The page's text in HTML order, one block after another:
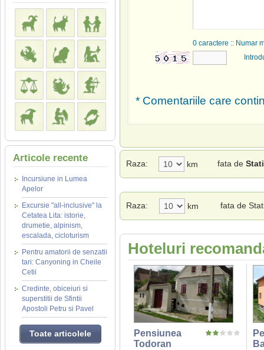
Articole recente
Incursiune in Lumea
Apelor
Excursie "all-inclusive" la
Cetatea Lita: istorie,
drumetie, alpinism,
escalada, cicloturism
Pentru amatorii de senzatii
tari: Canyoning in Cheile
Cetii
Credinte, obiceiuri si
superstitii de Sfintii
Apostoli Petru si Pavel
Toate articolele
0 caractere :: Numar
* Comentariile care
Raza: km fata de
Raza: km fata de
Hoteluri
Pensiunea
Todoran